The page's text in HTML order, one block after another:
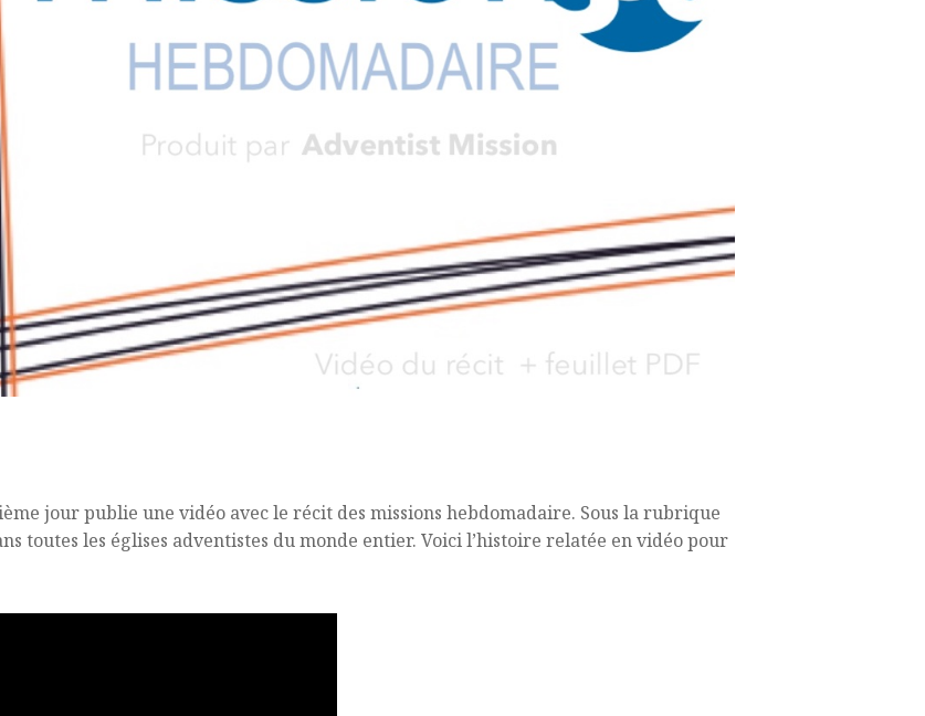
jour publie une vidéo avec le récit des missions hebdomadaire. Sous la rubrique
toutes les églises adventistes du monde entier. Voici l’histoire relatée en vidéo pour